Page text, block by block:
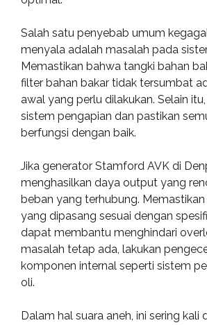
Salah satu penyebab umum
menyala adalah masalah pada
Memastikan bahwa tangki bahan
filter bahan bakar tidak tersumbat
awal yang perlu dilakukan. Selain
sistem pengapian dan pastikan
berfungsi dengan baik.
Jika generator Stamford AVK di
menghasilkan daya output yang
beban yang terhubung.
yang dipasang sesuai dengan
dapat membantu menghindari
masalah tetap ada, lakukan
komponen internal seperti sistem
oli.
Dalam hal suara aneh, ini sering kali